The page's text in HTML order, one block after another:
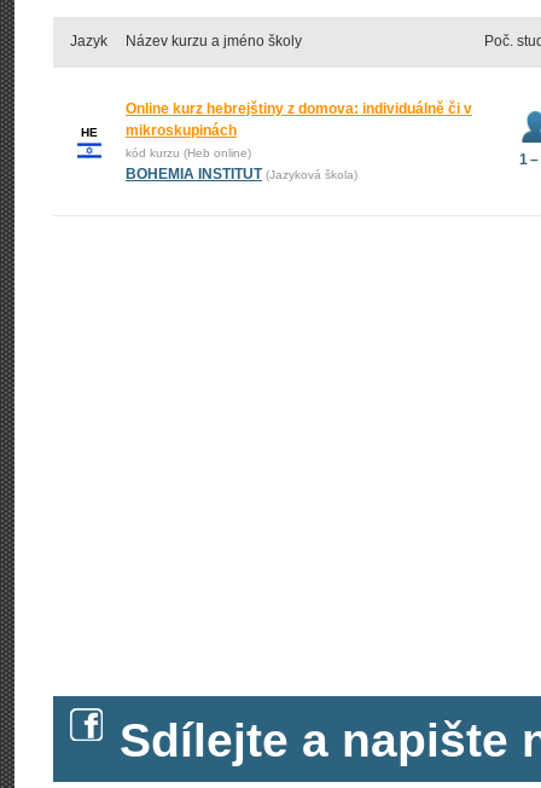
Jazyk Název kurzu a jméno školy Poč.
HE
Online kurz hebrejštiny z domova: individuálně či v
mikroskupinách
kód kurzu (Heb online)
BOHEMIA INSTITUT (Jazyková škola)
1
Sdílejte a napište